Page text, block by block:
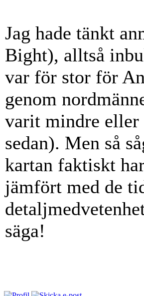
Jag hade tänkt
Bight), alltså
var för stor för
genom
varit mindre eller
sedan). Men så
kartan faktiskt
jämfört med de
säga!